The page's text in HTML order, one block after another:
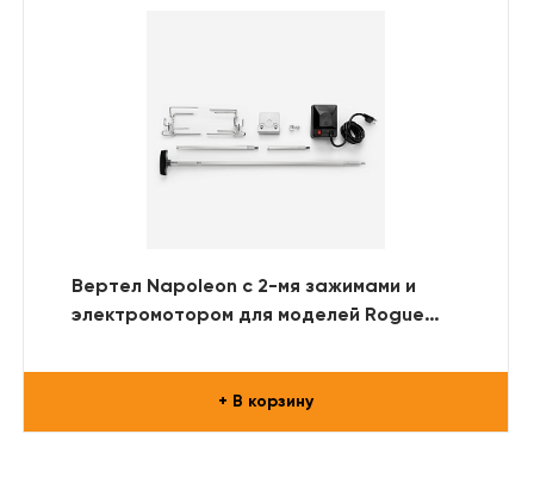
Вертел Napoleon с 2-мя зажимами и
электромотором для моделей Rogue
+ В корзину